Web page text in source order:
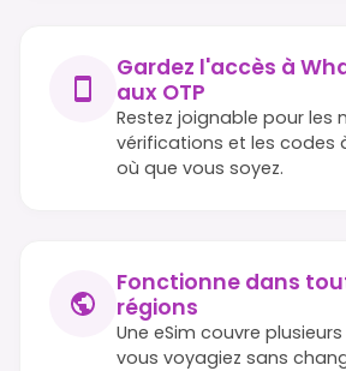
Gardez l'accès à
aux OTP
Restez joignable pour les
vérifications et les codes
où que vous soyez.
Fonctionne dans
régions
Une eSim couvre
vous voyagiez sans